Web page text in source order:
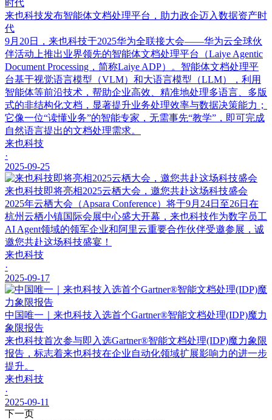
来也科技发布智能体文档处理平台，助力政企迈入数据资产时
代
9月20日，来也科技于2025华为全联接大会——华为云全球伙
伴活动上推出业界领先的智能体文档处理平台（Laiye Agentic
Document Processing，简称Laiye ADP）。智能体文档处理平
台基于视觉语言模型（VLM）和大语言模型（LLM），利用
智能体等前沿技术，帮助企业高效、精准地处理多语言、多版
式的非结构化文档，显著提升业务处理效率与数据决策能力；
它像一位“读懂业务”的智能专家，无需事先“教学”，即可完成
自然语言提出的文档处理需求。
来也科技
·
2025-09-25
来也科技即将亮相2025云栖大会，邀您共赴这场科技盛会
2025年云栖大会（Apsara Conference）将于9月24日至26日在
杭州云栖小镇国际会展中心盛大开幕，来也科技作为数字员工
AI Agent领域的领军企业和阿里云重要合作伙伴受邀参展，诚
邀您共赴这场科技盛宴！
来也科技
·
2025-09-17
中国唯一｜来也科技入选首个Gartner®智能文档处理(IDP)魔力
象限报告
来也科技首次参与即入选Gartner®智能文档处理(IDP)魔力象限
报告，标志着来也科技在企业自动化领域扩展影响力的进一步
提升。
来也科技
·
2025-09-11
下一页